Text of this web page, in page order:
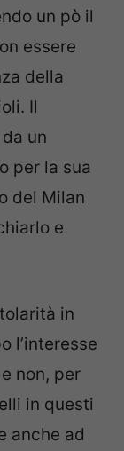
un pò il
essere
della
Il
un
per la sua
del Milan
e
in
l’interesse
non, per
in questi
anche ad